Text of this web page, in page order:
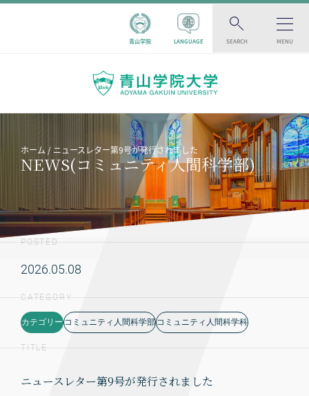
青山学院 LANGUAGE SEARCH MENU
ホーム ニュースレター第9号が発行されました
NEWS(コミュニティ人間科学部)
POSTED
2026.05.08
CATEGORY
カテゴリー コミュニティ人間科学部コミュニティ人間科学科
TITLE
ニュースレター第9号が発行されました